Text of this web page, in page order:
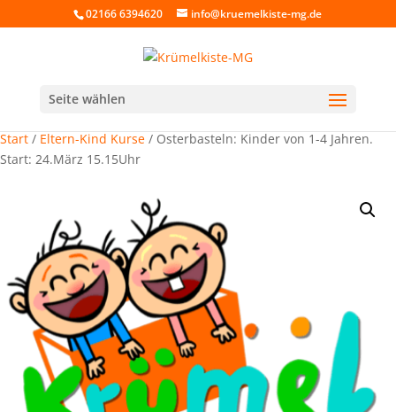
02166 6394620 info@kruemelkiste-mg.de
Seite wählen
Start / Eltern-Kind Kurse / Osterbasteln: Kinder von 1-4 Jahren.
Start: 24.März 15.15Uhr